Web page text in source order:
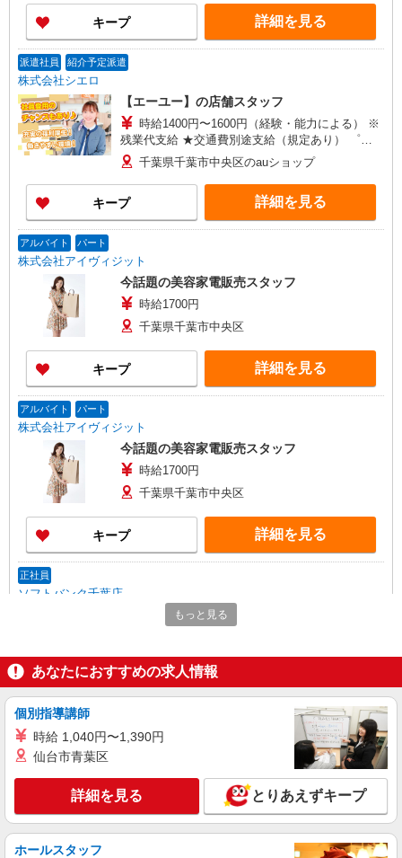
い・週払い可能（規程有）★ ゜・。○。・゜
+゜・。○。・゜+゜
キープ 詳細を見る
派遣社員 紹介予定派遣
株式会社シエロ
【エーユー】の店舗スタッフ
時給1400円〜1600円（経験・能力による） ※
残業代支給 ★交通費別途支給（規定あり） ゜
+゜・。○。・゜+゜・。○。・゜+゜ 入社祝い金10
万円支給(規定有) お友達を紹介頂くと, インセンテ
ィブ支給(規定有) ★月2回払い・週払い可能（規程
有）★ ゜・。○。・゜+゜・。○。・゜+゜
千葉県千葉市中央区のauショップ
キープ 詳細を見る
アルバイト パート
株式会社アイヴィジット
今話題の美容家電販売スタッフ
時給1700円
千葉県千葉市中央区
キープ 詳細を見る
アルバイト パート
株式会社アイヴィジット
今話題の美容家電販売スタッフ
時給1700円
千葉県千葉市中央区
キープ 詳細を見る
正社員
ソフトバンク千葉店
ソフトバンクショップの携帯販売スタッフ
間あり 6ヶ月 ※経験・能力による 【試用期間】月
給 233500 円 〜 260200 円
■ソフトバンク千葉店 千葉県 千葉市中央区 富
士見2丁目 5‐12 GRAND CENTRAL CHIBA
キープ 詳細を見る
ソフトバンク販売契約社員【千葉市中央区エリア】
家電量販店内の携帯販売スタッフ
月給 279,340円 〜 279,340円 試用期間なし ※
経験・能力による 【試用期間】時給 0 円 〜 0 円
もっと見る
あなたにおすすめの求人情報
個別指導講師
時給 1,040円〜1,390円
仙台市青葉区
詳細を見る とりあえずキープ
ホールスタッフ